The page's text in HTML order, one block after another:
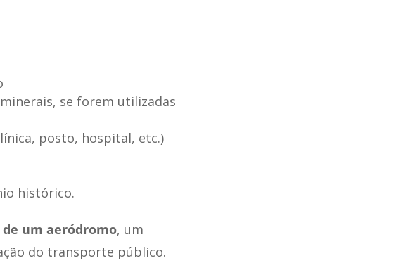
se forem utilizadas
posto, hospital, etc.)
histórico.
um aeródromo, um
do transporte público.